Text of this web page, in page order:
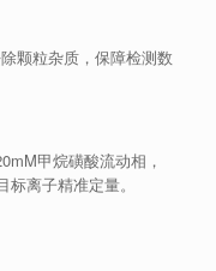
颗粒杂质，保障检测数
甲烷磺酸流动相，
离子精准定量。